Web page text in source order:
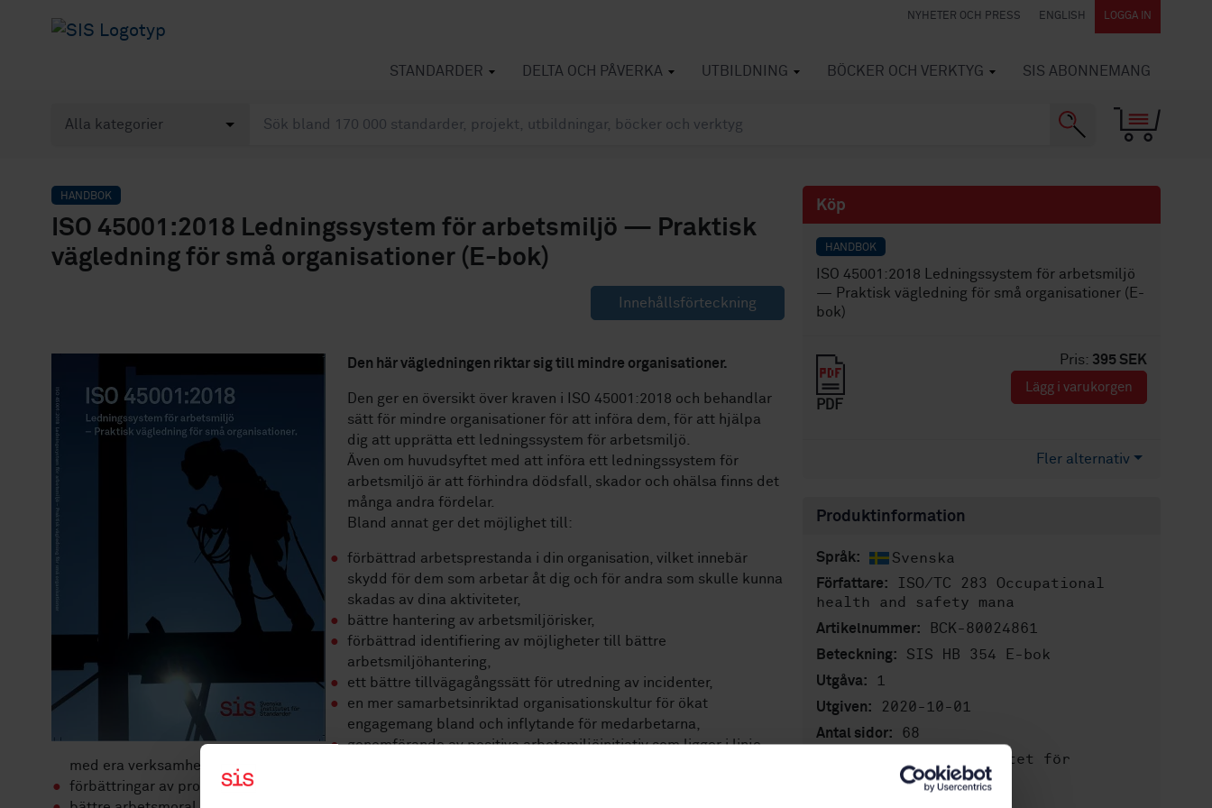
NYHETER OCH PRESS ENGLISH LOGGA IN
STANDARDER DELTA OCH PÅVERKA UTBILDNING BÖCKER OCH VERKTYG SIS ABONNEMANG
HANDBOK
ISO 45001:2018 Ledningssystem för arbetsmiljö — Praktisk
vägledning för små organisationer (E-bok)
Innehållsförteckning
Den här vägledningen riktar sig till mindre organisationer.
Den ger en översikt över kraven i ISO 45001:2018 och behandlar
sätt för mindre organisationer för att införa dem, för att hjälpa
dig att upprätta ett ledningssystem för arbetsmiljö.
Även om huvudsyftet med att införa ett ledningssystem för
arbetsmiljö är att förhindra dödsfall, skador och ohälsa finns det
många andra fördelar.
Bland annat ger det möjlighet till:
förbättrad arbetsprestanda i din organisation, vilket innebär
skydd för dem som arbetar åt dig och för andra som skulle kunna
skadas av dina aktiviteter,
bättre hantering av arbetsmiljörisker,
förbättrad identifiering av möjligheter till bättre
arbetsmiljöhantering,
ett bättre tillvägagångssätt för utredning av incidenter,
en mer samarbetsinriktad organisationskultur för ökat
engagemang bland och inflytande för medarbetarna,
genomförande av positiva arbetsmiljöinitiativ som ligger i linje
med era verksamhetsprioriteringar,
förbättringar av produkt-, process- och tjänstekvalitet,
Köp
HANDBOK
ISO 45001:2018 Ledningssystem för arbetsmiljö
— Praktisk vägledning för små organisationer (E-
bok)
Pris: 395 SEK
PDF
Lägg i varukorgen
Fler alternativ
Produktinformation
Språk: Svenska
Författare:
ISO/TC 283 Occupational
health and safety mana
Artikelnummer: BCK-80024861
Beteckning: SIS HB 354 E-bok
Utgåva: 1
Utgiven: 2020-10-01
Antal sidor: 68
Svenska institutet för
standarder